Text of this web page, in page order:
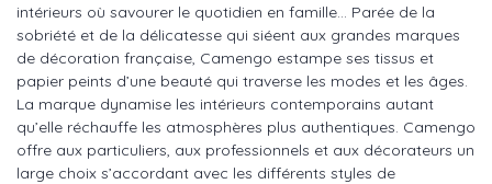
intérieurs où savourer le quotidien en famille… Parée de la
sobriété et de la délicatesse qui siéent aux grandes marques
de décoration française, Camengo estampe ses tissus et
papier peints d’une beauté qui traverse les modes et les âges.
La marque dynamise les intérieurs contemporains autant
qu’elle réchauffe les atmosphères plus authentiques. Camengo
offre aux particuliers, aux professionnels et aux décorateurs un
large choix s’accordant avec les différents styles de